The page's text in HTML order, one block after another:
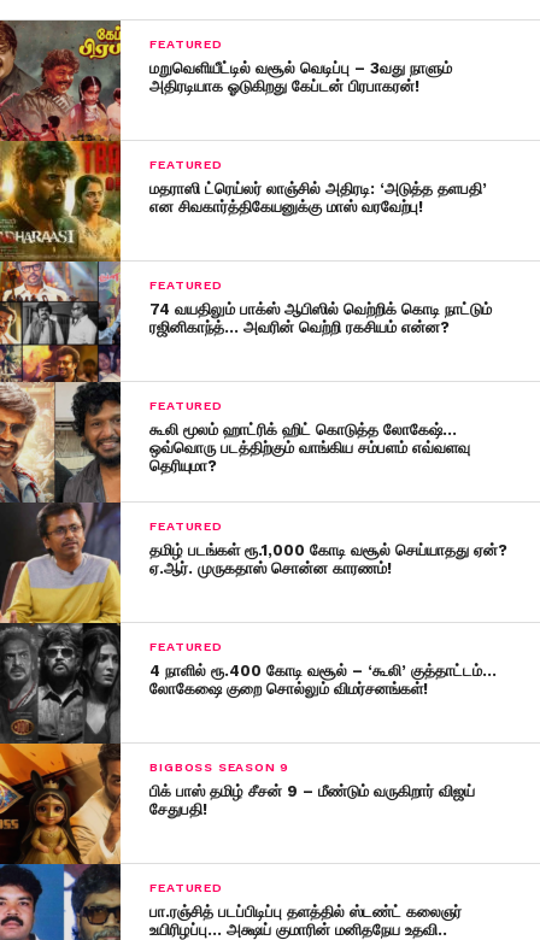
FEATURED
மறுவெளியீட்டில் வசூல் வெடிப்பு – 3வது நாளும்
அதிரடியாக ஓடுகிறது கேப்டன் பிரபாகரன்!
FEATURED
மதராஸி ட்ரெய்லர் லாஞ்சில் அதிரடி: ‘அடுத்த தளபதி’
என சிவகார்த்திகேயனுக்கு மாஸ் வரவேற்பு!
FEATURED
74 வயதிலும் பாக்ஸ் ஆபிஸில் வெற்றிக் கொடி நாட்டும்
ரஜினிகாந்த்… அவரின் வெற்றி ரகசியம் என்ன?
FEATURED
கூலி மூலம் ஹாட்ரிக் ஹிட் கொடுத்த லோகேஷ்…
ஒவ்வொரு படத்திற்கும் வாங்கிய சம்பளம் எவ்வளவு
தெரியுமா?
FEATURED
தமிழ் படங்கள் ரூ.1,000 கோடி வசூல் செய்யாதது ஏன்?
ஏ.ஆர். முருகதாஸ் சொன்ன காரணம்!
FEATURED
4 நாளில் ரூ.400 கோடி வசூல் – ‘கூலி’ குத்தாட்டம்…
லோகேஷை குறை சொல்லும் விமர்சனங்கள்!
BIGBOSS SEASON 9
பிக் பாஸ் தமிழ் சீசன் 9 – மீண்டும் வருகிறார் விஜய்
சேதுபதி!
FEATURED
பா.ரஞ்சித் படப்பிடிப்பு தளத்தில் ஸ்டண்ட் கலைஞர்
உயிரிழப்பு… அக்ஷய் குமாரின் மனிதநேய உதவி..